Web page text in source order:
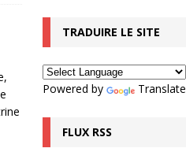
TRADUIRE LE SITE
Powered by Translate
FLUX RSS